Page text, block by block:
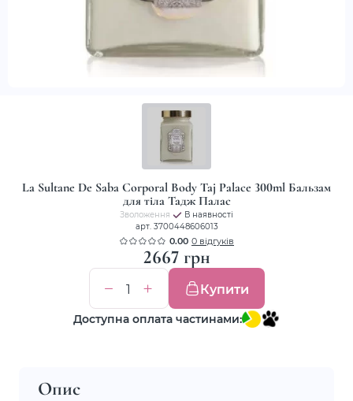
La Sultane De Saba Corporal Body Taj Palace 300ml Бальзам
для тіла Тадж Палас
Зволоження
В наявності
арт. 3700448606013
0.00 0 відгуків
2667 грн
Купити
Доступна оплата частинами:
Опис